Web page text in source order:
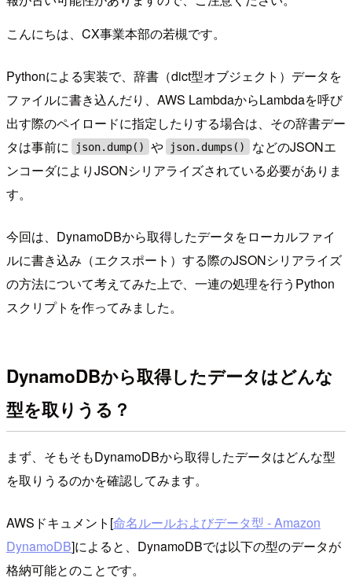
こんにちは、CX事業本部の若槻です。
Pythonによる実装で、辞書（dict型オブジェクト）データを
ファイルに書き込んだり、AWS LambdaからLambdaを呼び
出す際のペイロードに指定したりする場合は、その辞書デー
タは事前に
json.dump() や json.dumps()
などのJSONエ
ンコーダによりJSONシリアライズされている必要がありま
す。
今回は、DynamoDBから取得したデータをローカルファイ
ルに書き込み（エクスポート）する際のJSONシリアライズ
の方法について考えてみた上で、一連の処理を行うPython
スクリプトを作ってみました。
DynamoDBから取得したデータはどんな
型を取りうる？
まず、そもそもDynamoDBから取得したデータはどんな型
を取りうるのかを確認してみます。
AWSドキュメント[命名ルールおよびデータ型 - Amazon
DynamoDB]によると、DynamoDBでは以下の型のデータが
格納可能とのことです。